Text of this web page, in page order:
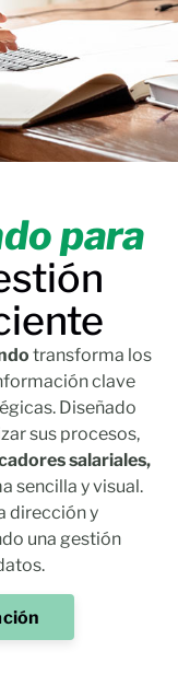
para
transforma los
clave
Diseñado
sus procesos,
salariales,
sencilla y visual.
dirección y
una gestión